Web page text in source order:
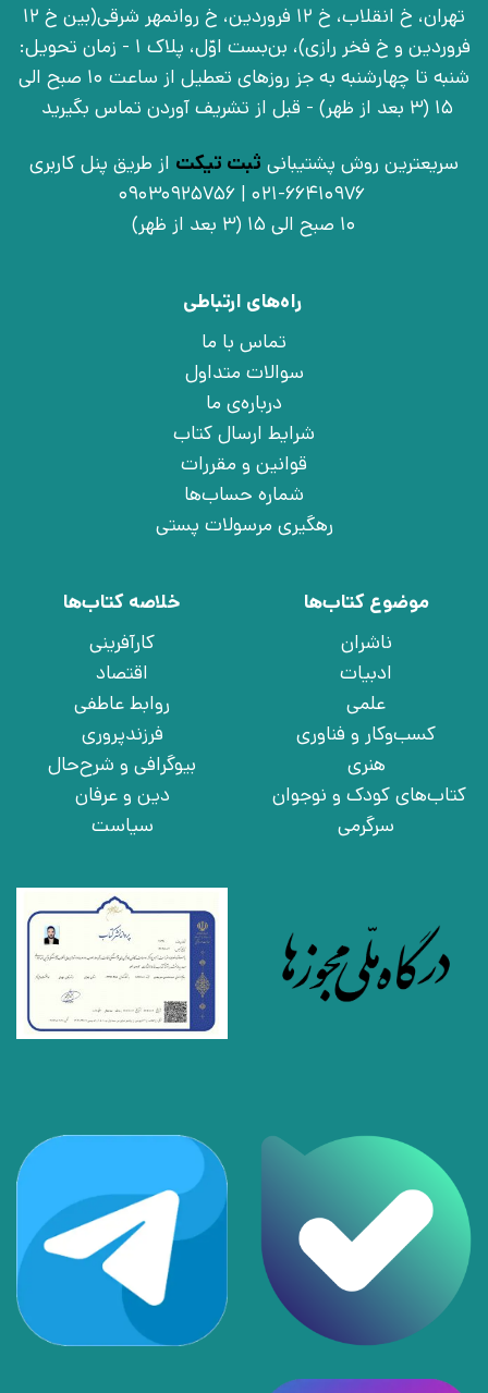
تهران، خ انقلاب، خ 12 فروردین، خ روانمهر شرقی(بین خ 12
فروردین و خ فخر رازی)، بن‌بست اوّل، پلاک 1 - زمان تحویل:
شنبه تا چهارشنبه به جز روزهای تعطیل از ساعت 10 صبح الی
15 (3 بعد از ظهر) - قبل از تشریف آوردن تماس بگیرید
سریعترین روش پشتیبانی ثبت تیکت از طریق پنل کاربری
021-66410976 | 09030925756
10 صبح الی 15 (3 بعد از ظهر)
راه‌های ارتباطی
تماس با ما
سوالات متداول
درباره‌ی ما
شرایط ارسال کتاب
قوانین و مقررات
شماره حساب‌ها
رهگیری مرسولات پستی
موضوع کتاب‌ها
ناشران
ادبیات
علمی
کسب‌وکار و فناوری
هنری
کتاب‌های کودک و نوجوان
سرگرمی
خلاصه کتاب‌ها
کارآفرینی
اقتصاد
روابط عاطفی
فرزندپروری
بیوگرافی و شرح‌حال
دین و عرفان
سیاست